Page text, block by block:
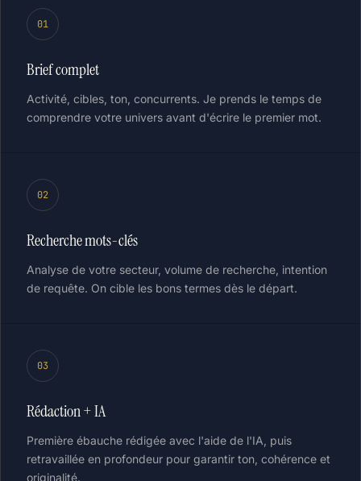
01
Brief complet
Activité, cibles, ton, concurrents. Je prends le temps de
comprendre votre univers avant d'écrire le premier mot.
02
Recherche mots-clés
Analyse de votre secteur, volume de recherche, intention
de requête. On cible les bons termes dès le départ.
03
Rédaction + IA
Première ébauche rédigée avec l'aide de l'IA, puis
retravaillée en profondeur pour garantir ton, cohérence et
originalité.